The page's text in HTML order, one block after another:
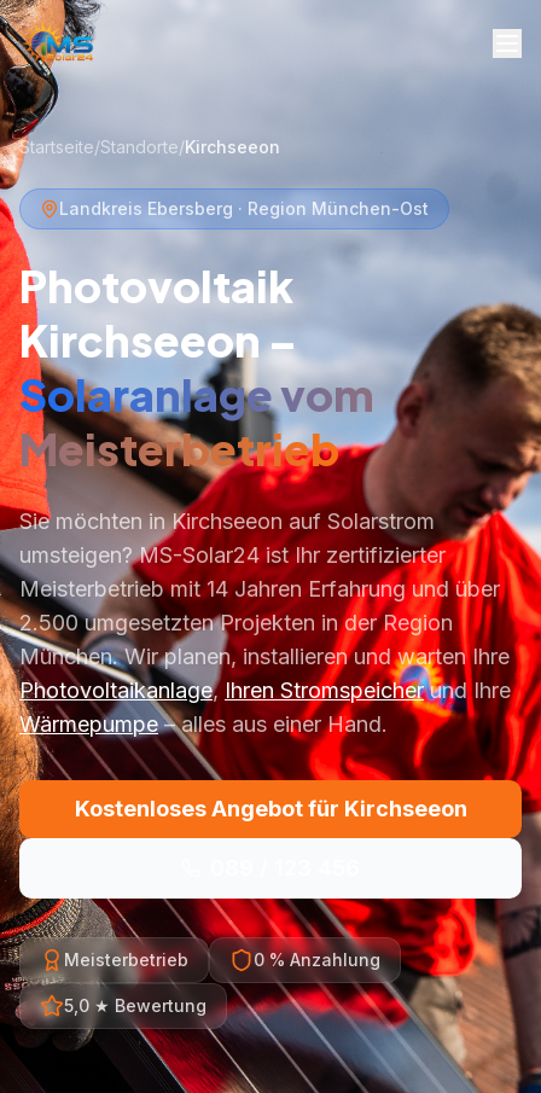
Startseite/Standorte/Kirchseeon
Landkreis Ebersberg · Region München-Ost
Photovoltaik
Kirchseeon –
Solaranlage vom
Meisterbetrieb
Sie möchten in Kirchseeon auf Solarstrom
umsteigen? MS-Solar24 ist Ihr zertifizierter
Meisterbetrieb mit 14 Jahren Erfahrung und über
2.500 umgesetzten Projekten in der Region
München. Wir planen, installieren und warten Ihre
Photovoltaikanlage, Ihren Stromspeicher und Ihre
Wärmepumpe – alles aus einer Hand.
Kostenloses Angebot für Kirchseeon
Meisterbetrieb 0 % Anzahlung
5,0 ★ Bewertung